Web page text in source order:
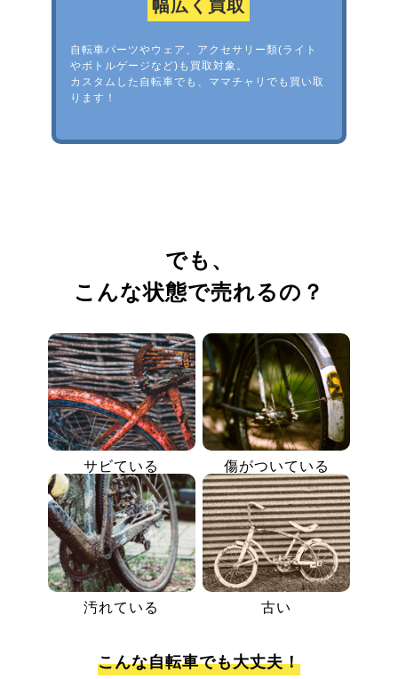
幅広く買取
自転車パーツやウェア、アクセサリー類(ライト
やボトルゲージなど)も買取対象。
カスタムした自転車でも、ママチャリでも買い取
ります！
でも、
こんな状態で売れるの？
サビている 傷がついている
汚れている 古い
こんな自転車でも大丈夫！